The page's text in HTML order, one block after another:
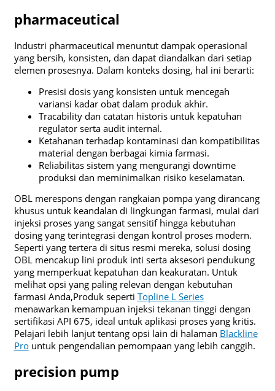
pharmaceutical
Industri pharmaceutical menuntut dampak operasional
yang bersih, konsisten, dan dapat diandalkan dari setiap
elemen prosesnya. Dalam konteks dosing, hal ini berarti:
Presisi dosis yang konsisten untuk mencegah
variansi kadar obat dalam produk akhir.
Tracability dan catatan historis untuk kepatuhan
regulator serta audit internal.
Ketahanan terhadap kontaminasi dan kompatibilitas
material dengan berbagai kimia farmasi.
Reliabilitas sistem yang mengurangi downtime
produksi dan meminimalkan risiko keselamatan.
OBL merespons dengan rangkaian pompa yang dirancang
khusus untuk keandalan di lingkungan farmasi, mulai dari
injeksi proses yang sangat sensitif hingga kebutuhan
dosing yang terintegrasi dengan kontrol proses modern.
Seperti yang tertera di situs resmi mereka, solusi dosing
OBL mencakup lini produk inti serta aksesori pendukung
yang memperkuat kepatuhan dan keakuratan. Untuk
melihat opsi yang paling relevan dengan kebutuhan
farmasi Anda,Produk seperti Topline L Series
menawarkan kemampuan injeksi tekanan tinggi dengan
sertifikasi API 675, ideal untuk aplikasi proses yang kritis.
Pelajari lebih lanjut tentang opsi lain di halaman Blackline
Prountuk pengendalian pemompaan yang lebih canggih.
precision pump